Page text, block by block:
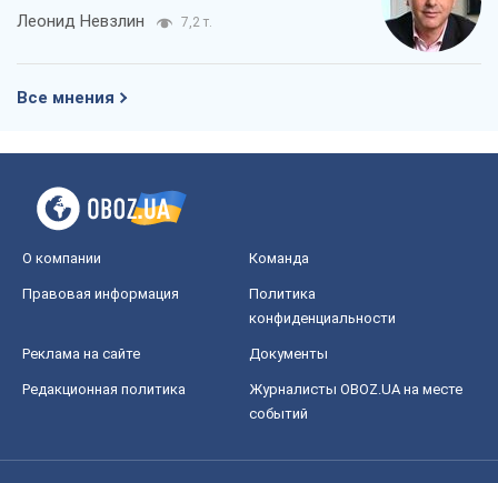
Леонид Невзлин 7,2 т.
Все мнения
О компании Команда
Правовая информация
Политика
конфиденциальности
Реклама на сайте Документы
Редакционная политика
Журналисты OBOZ.UA на месте
событий